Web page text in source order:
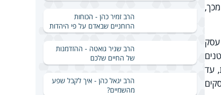
מכך,
עסק
עד
כל העסקים
הרב זמיר כהן - הכוחות
הרוחניים שבאדם על פי היהדות
הרב שניר גואטה - ההזדמנות
של החיים שלכם
הרב יגאל כהן - איך לקבל שפע
מהשמיים?